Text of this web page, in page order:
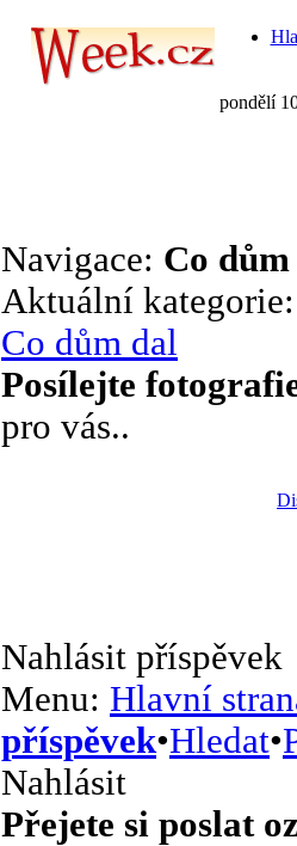
pondělí
Navigace: Co
Aktuální
Co dům dal
Posílejte
pro vás..
Nahlásit příspěvek
Menu: Hlavní
příspěvek•Hledat•
Nahlásit
Přejete si poslat